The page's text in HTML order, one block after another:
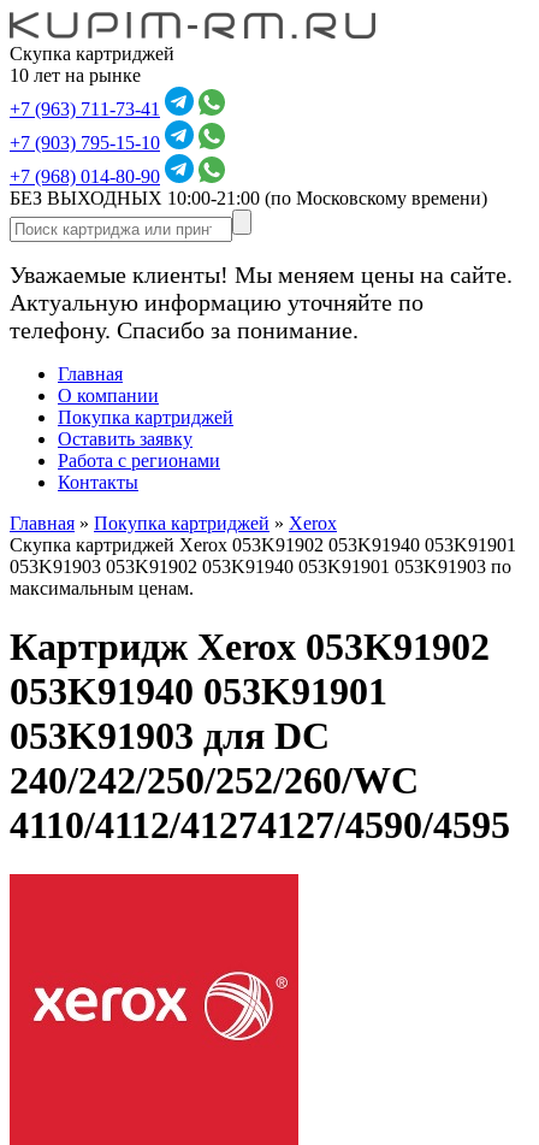
Скупка картриджей
10 лет на рынке
+7 (963) 711-73-41
+7 (903) 795-15-10
+7 (968) 014-80-90
БЕЗ ВЫХОДНЫХ 10:00-21:00 (по Московскому времени)
Уважаемые клиенты! Мы меняем цены на сайте.
Актуальную информацию уточняйте по
телефону. Спасибо за понимание.
Главная
О компании
Покупка картриджей
Оставить заявку
Работа с регионами
Контакты
Главная » Покупка картриджей » Xerox
Скупка картриджей Xerox 053K91902 053K91940 053K91901
053K91903 053K91902 053K91940 053K91901 053K91903 по
максимальным ценам.
Картридж Xerox 053K91902
053K91940 053K91901
053K91903 для DC
240/242/250/252/260/WC
4110/4112/41274127/4590/4595